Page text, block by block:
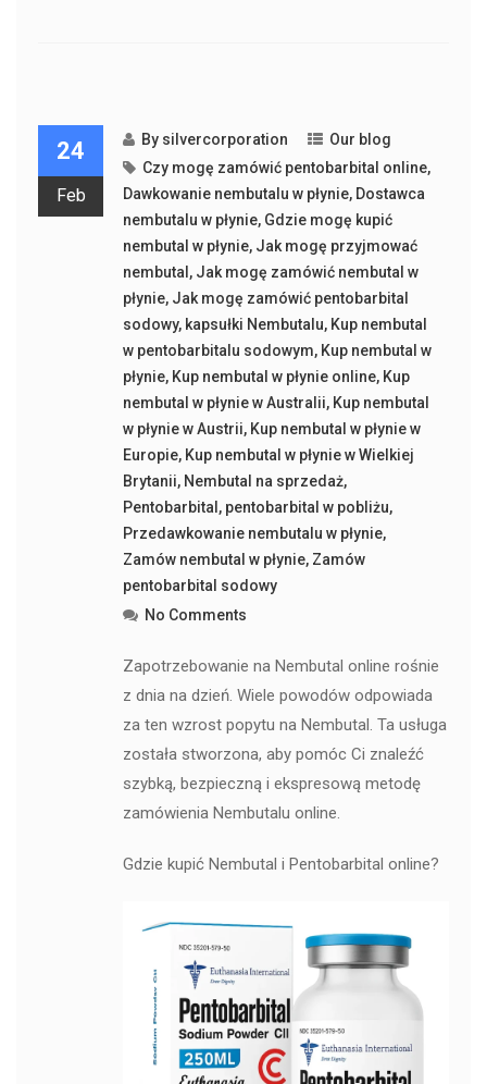
24
Feb
By silvercorporation
Our blog
Czy mogę zamówić pentobarbital online,
Dawkowanie nembutalu w płynie, Dostawca
nembutalu w płynie, Gdzie mogę kupić
nembutal w płynie, Jak mogę przyjmować
nembutal , Jak mogę zamówić nembutal w
płynie, Jak mogę zamówić pentobarbital
sodowy, kapsułki Nembutalu, Kup nembutal
w pentobarbitalu sodowym, Kup nembutal w
płynie, Kup nembutal w płynie online, Kup
nembutal w płynie w Australii, Kup nembutal
w płynie w Austrii, Kup nembutal w płynie w
Europie, Kup nembutal w płynie w Wielkiej
Brytanii, Nembutal na sprzedaż,
Pentobarbital , pentobarbital w pobliżu,
Przedawkowanie nembutalu w płynie,
Zamów nembutal w płynie, Zamów
pentobarbital sodowy
No Comments
Zapotrzebowanie na Nembutal online rośnie
z dnia na dzień. Wiele powodów odpowiada
za ten wzrost popytu na Nembutal. Ta usługa
została stworzona, aby pomóc Ci znaleźć
szybką, bezpieczną i ekspresową metodę
zamówienia Nembutalu online.
Gdzie kupić Nembutal i Pentobarbital online?